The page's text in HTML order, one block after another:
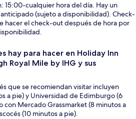
15:00-cualquier hora del día. Hay un
(sujeto a disponibilidad). Check-
hacer el check-out después de hora por
hay para hacer en Holiday Inn
Royal Mile by IHG y sus
que se recomiendan visitar incluyen
a pie) y Universidad de Edimburgo (6
con Mercado Grassmarket (8 minutos a
(10 minutos a pie).